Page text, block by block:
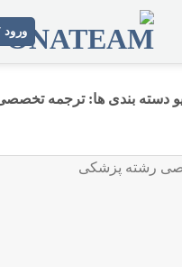
ورود
دسته بندی ها:ترجمه